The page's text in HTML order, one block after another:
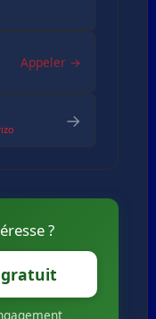
Appeler →
→
?
gratuit